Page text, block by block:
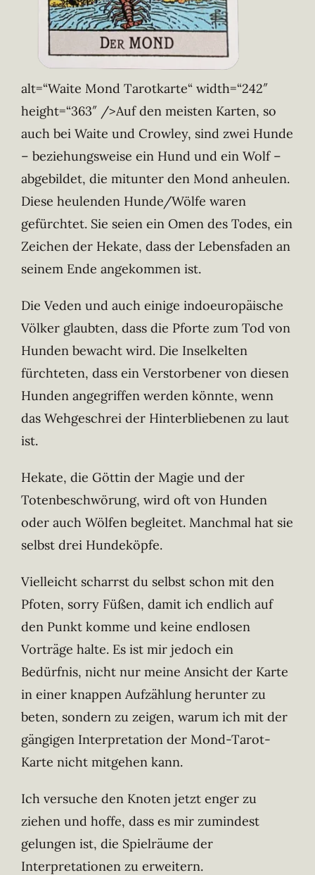
alt=“Waite Mond Tarotkarte“ width=“242″
height=“363″ />Auf den meisten Karten, so
auch bei Waite und Crowley, sind zwei Hunde
– beziehungsweise ein Hund und ein Wolf –
abgebildet, die mitunter den Mond anheulen.
Diese heulenden Hunde/Wölfe waren
gefürchtet. Sie seien ein Omen des Todes, ein
Zeichen der Hekate, dass der Lebensfaden an
seinem Ende angekommen ist.
Die Veden und auch einige indoeuropäische
Völker glaubten, dass die Pforte zum Tod von
Hunden bewacht wird. Die Inselkelten
fürchteten, dass ein Verstorbener von diesen
Hunden angegriffen werden könnte, wenn
das Wehgeschrei der Hinterbliebenen zu laut
ist.
Hekate, die Göttin der Magie und der
Totenbeschwörung, wird oft von Hunden
oder auch Wölfen begleitet. Manchmal hat sie
selbst drei Hundeköpfe.
Vielleicht scharrst du selbst schon mit den
Pfoten, sorry Füßen, damit ich endlich auf
den Punkt komme und keine endlosen
Vorträge halte. Es ist mir jedoch ein
Bedürfnis, nicht nur meine Ansicht der Karte
in einer knappen Aufzählung herunter zu
beten, sondern zu zeigen, warum ich mit der
gängigen Interpretation der Mond-Tarot-
Karte nicht mitgehen kann.
Ich versuche den Knoten jetzt enger zu
ziehen und hoffe, dass es mir zumindest
gelungen ist, die Spielräume der
Interpretationen zu erweitern.